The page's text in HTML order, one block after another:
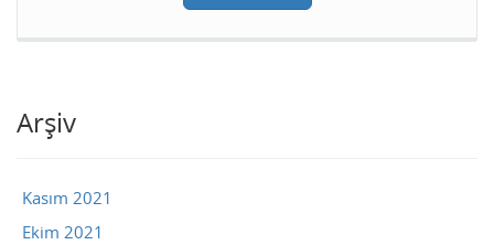
Arşiv
Kasım 2021
Ekim 2021